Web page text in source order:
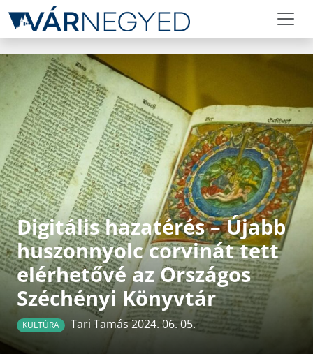
Digitális hazatérés – Újabb
huszonnyolc corvinát tett
elérhetővé az Országos
Széchényi Könyvtár
KULTÚRA Tari Tamás 2024. 06. 05.